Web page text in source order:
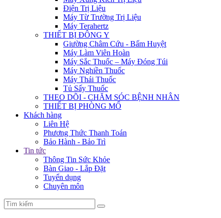
Điện Trị Liệu
Máy Từ Trường Trị Liệu
Máy Terahertz
THIẾT BỊ ĐÔNG Y
Giường Châm Cứu - Bấm Huyệt
Máy Làm Viên Hoàn
Máy Sắc Thuốc – Máy Đóng Túi
Máy Nghiền Thuốc
Máy Thái Thuốc
Tủ Sấy Thuốc
THEO DÕI - CHĂM SÓC BỆNH NHÂN
THIẾT BỊ PHÒNG MỔ
Khách hàng
Liên Hệ
Phương Thức Thanh Toán
Bảo Hành - Bảo Trì
Tin tức
Thông Tin Sức Khỏe
Bàn Giao - Lắp Đặt
Tuyển dụng
Chuyên môn